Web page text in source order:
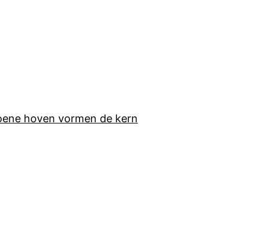
hoven vormen de kern